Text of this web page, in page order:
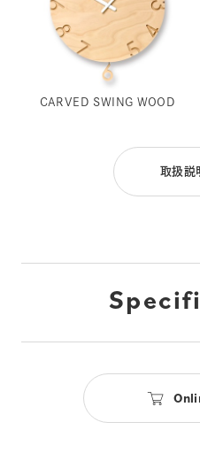
CARVED SWING WOOD
取扱説